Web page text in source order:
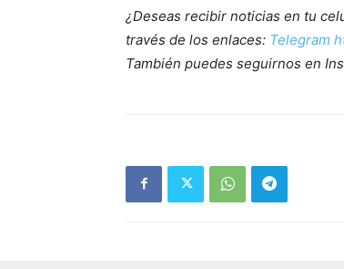
¿Deseas recibir noticias en tu
través de los enlaces: Telegram
También puedes seguirnos en